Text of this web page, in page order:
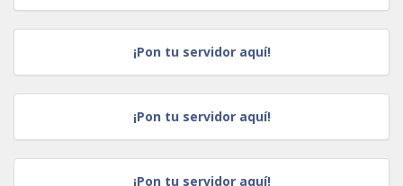
¡Pon tu servidor aquí!
¡Pon tu servidor aquí!
¡Pon tu servidor aquí!